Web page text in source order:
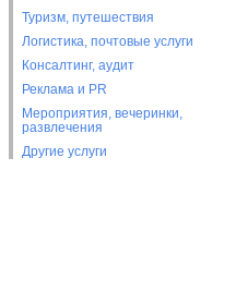
Туризм, путешествия
Логистика, почтовые услуги
Консалтинг, аудит
Реклама и PR
Мероприятия, вечеринки,
развлечения
Другие услуги